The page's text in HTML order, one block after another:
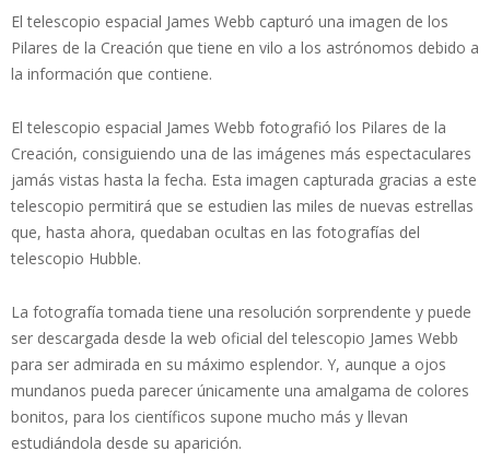
El telescopio espacial James Webb capturó una imagen de los
Pilares de la Creación que tiene en vilo a los astrónomos debido a
la información que contiene.
El telescopio espacial James Webb fotografió los Pilares de la
Creación, consiguiendo una de las imágenes más espectaculares
jamás vistas hasta la fecha. Esta imagen capturada gracias a este
telescopio permitirá que se estudien las miles de nuevas estrellas
que, hasta ahora, quedaban ocultas en las fotografías del
telescopio Hubble.
La fotografía tomada tiene una resolución sorprendente y puede
ser descargada desde la web oficial del telescopio James Webb
para ser admirada en su máximo esplendor. Y, aunque a ojos
mundanos pueda parecer únicamente una amalgama de colores
bonitos, para los científicos supone mucho más y llevan
estudiándola desde su aparición.